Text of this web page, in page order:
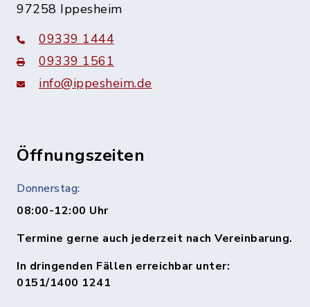
97258 Ippesheim
09339 1444
09339 1561
info@ippesheim.de
Öffnungszeiten
Donnerstag:
08:00-12:00 Uhr
Termine gerne auch jederzeit nach Vereinbarung.
In dringenden Fällen erreichbar unter:
0151/1400 1241